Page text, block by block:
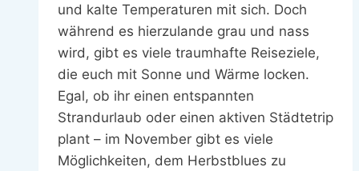
und kalte Temperaturen mit sich. Doch
während es hierzulande grau und nass
wird, gibt es viele traumhafte Reiseziele,
die euch mit Sonne und Wärme locken.
Egal, ob ihr einen entspannten
Strandurlaub oder einen aktiven Städtetrip
plant – im November gibt es viele
Möglichkeiten, dem Herbstblues zu